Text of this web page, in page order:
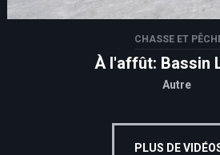
CHASSE ET
À l'affût: Bassin
Autre
PLUS DE